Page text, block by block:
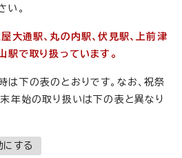
い。
大通駅、丸の内駅、伏見駅、上前津
駅で取り扱っています。
下の表のとおりです。なお、祝祭
末年始の取り扱いは下の表と異なり
する